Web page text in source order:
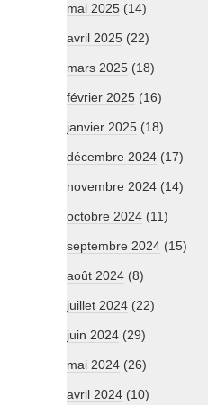
mai 2025 (14)
avril 2025 (22)
mars 2025 (18)
février 2025 (16)
janvier 2025 (18)
décembre 2024 (17)
novembre 2024 (14)
octobre 2024 (11)
septembre 2024 (15)
août 2024 (8)
juillet 2024 (22)
juin 2024 (29)
mai 2024 (26)
avril 2024 (10)